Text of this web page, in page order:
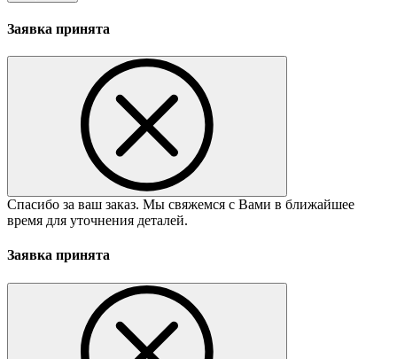
Заявка принята
Спасибо за ваш заказ. Мы свяжемся с Вами в ближайшее
время для уточнения деталей.
Заявка принята